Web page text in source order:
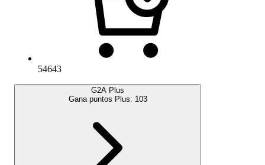
54643
G2A Plus
Gana puntos Plus: 103